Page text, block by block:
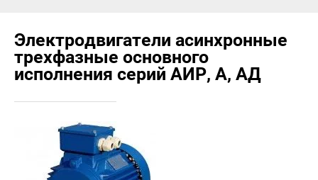
Электродвигатели асинхронные
трехфазные основного
исполнения серий АИР, А, АД